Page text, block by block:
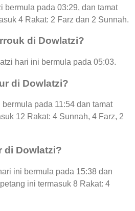
bermula pada 03:29, dan tamat
4 Rakat: 2 Farz dan 2 Sunnah.
di Dowlatzi?
hari ini bermula pada 05:03.
di Dowlatzi?
pada 11:54 dan tamat
12 Rakat: 4 Sunnah, 4 Farz, 2
di Dowlatzi?
ini bermula pada 15:38 dan
ini termasuk 8 Rakat: 4